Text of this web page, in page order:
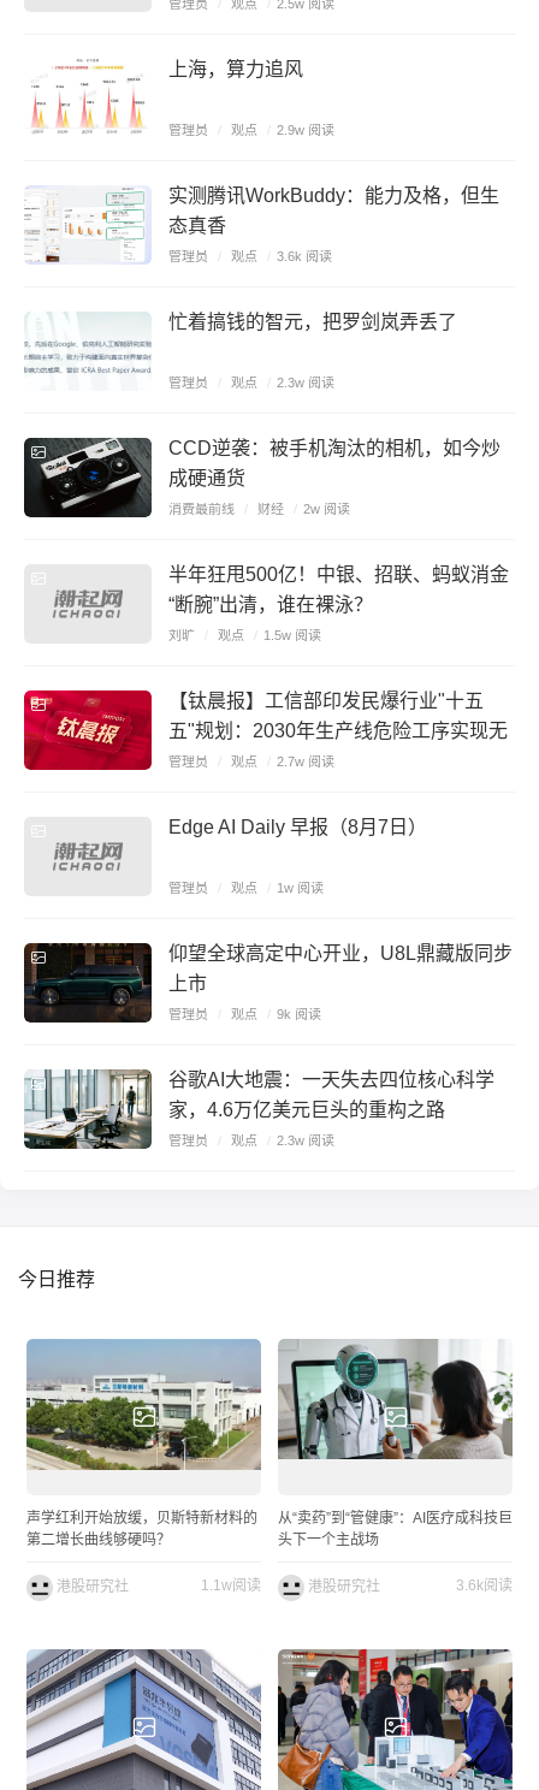
管理员 / 观点 / 2.5w 阅读
上海，算力追风
管理员 / 观点 / 2.9w 阅读
实测腾讯WorkBuddy：能力及格，但生
态真香
管理员 / 观点 / 3.6k 阅读
忙着搞钱的智元，把罗剑岚弄丢了
管理员 / 观点 / 2.3w 阅读
CCD逆袭：被手机淘汰的相机，如今炒
成硬通货
消费最前线 / 财经 / 2w 阅读
半年狂甩500亿！中银、招联、蚂蚁消金
“断腕”出清，谁在裸泳？
刘旷 / 观点 / 1.5w 阅读
【钛晨报】工信部印发民爆行业"十五
五"规划：2030年生产线危险工序实现无
人化，培育3—5家大型企业集团；网信
审查；宇树科技IPO定价150.80元，王兴
管理员 / 观点 / 2.7w 阅读
Edge AI Daily 早报（8月7日）
管理员 / 观点 / 1w 阅读
仰望全球高定中心开业，U8L鼎藏版同步
上市
管理员 / 观点 / 9k 阅读
谷歌AI大地震：一天失去四位核心科学
家，4.6万亿美元巨头的重构之路
管理员 / 观点 / 2.3w 阅读
今日推荐
声学红利开始放缓，贝斯特新材料的
第二增长曲线够硬吗？
港股研究社 1.1w阅读
从“卖药”到“管健康”：AI医疗成科技巨
头下一个主战场
港股研究社 3.6k阅读